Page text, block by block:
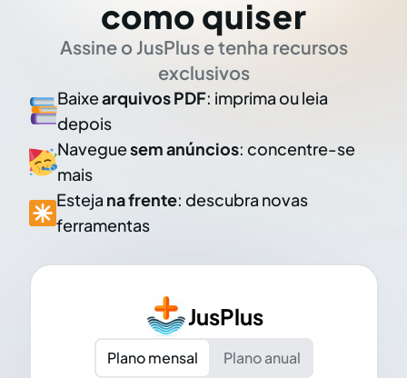
como quiser
Assine o JusPlus e tenha recursos
exclusivos
Baixearquivos PDF: imprima ou leia
depois
Naveguesem anúncios: concentre-se
mais
Esteja na frente: descubra novas
ferramentas
JusPlus
Plano mensal
Plano anual